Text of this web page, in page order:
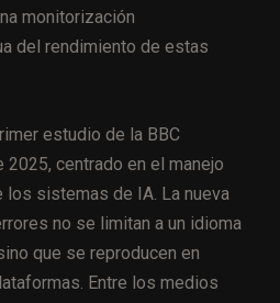
monitorización
del rendimiento de estas
estudio de la BBC
centrado en el manejo
sistemas de IA. La nueva
no se limitan a un idioma
que se reproducen en
Entre los medios